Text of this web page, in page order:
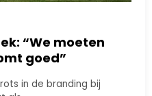
“We moeten
goed”
in de branding bij